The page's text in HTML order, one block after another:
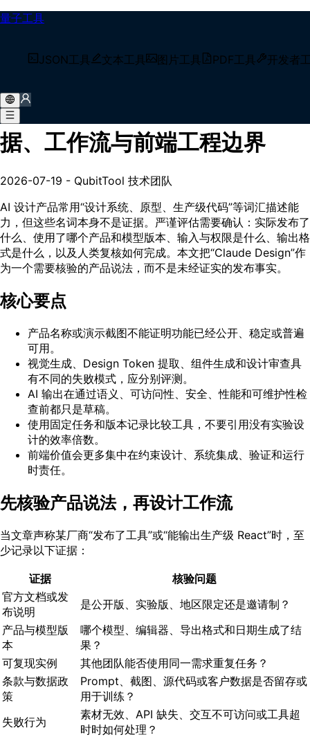
量子工具
JSON工具 文本工具 图片工具 PDF工具 开发者
/
2026 AI 设计工具评估：证
据、工作流与前端工程边界
2026-07-19 - QubitTool 技术团队
AI 设计产品常用“设计系统、原型、生产级代码”等词汇描述能
力，但这些名词本身不是证据。严谨评估需要确认：实际发布了
什么、使用了哪个产品和模型版本、输入与权限是什么、输出格
式是什么，以及人类复核如何完成。本文把“Claude Design”作
为一个需要核验的产品说法，而不是未经证实的发布事实。
核心要点
产品名称或演示截图不能证明功能已经公开、稳定或普遍
可用。
视觉生成、Design Token 提取、组件生成和设计审查具
有不同的失败模式，应分别评测。
AI 输出在通过语义、可访问性、安全、性能和可维护性检
查前都只是草稿。
使用固定任务和版本记录比较工具，不要引用没有实验设
计的效率倍数。
前端价值会更多集中在约束设计、系统集成、验证和运行
时责任。
先核验产品说法，再设计工作流
当文章声称某厂商“发布了工具”或“能输出生产级 React”时，至
少记录以下证据：
证据
核验问题
官方文档或发
布说明
是公开版、实验版、地区限定还是邀请制？
产品与模型版
本
哪个模型、编辑器、导出格式和日期生成了结
果？
可复现实例
其他团队能否使用同一需求重复任务？
条款与数据政
策
Prompt、截图、源代码或客户数据是否留存或
用于训练？
失败行为
素材无效、API 缺失、交互不可访问或工具超
时时如何处理？